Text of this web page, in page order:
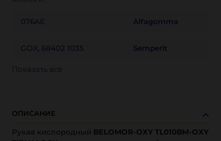
076AE Alfagomma
GOX, 68402 1035 Semperit
Показать всё
ОПИСАНИЕ
Рукав кислородный BELOMOR-OXY TL010BM-OXY